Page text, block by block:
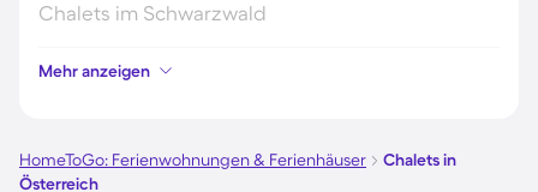
Chalets im Schwarzwald
Chalets in Schweden
Chalets in Italien
Mehr anzeigen
HomeToGo: Ferienwohnungen & Ferienhäuser
Chalets in
Österreich